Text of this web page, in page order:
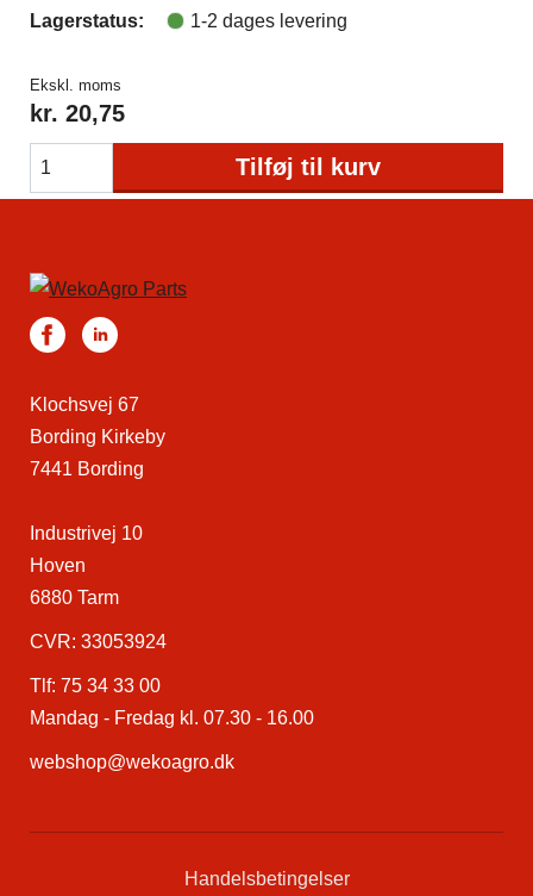
Lagerstatus:
1-2 dages levering
Ekskl. moms
kr. 20,75
Tilføj til kurv
Klochsvej 67
Bording Kirkeby
7441 Bording
Industrivej 10
Hoven
6880 Tarm
CVR: 33053924
Tlf: 75 34 33 00
Mandag - Fredag kl. 07.30 - 16.00
webshop@wekoagro.dk
Handelsbetingelser